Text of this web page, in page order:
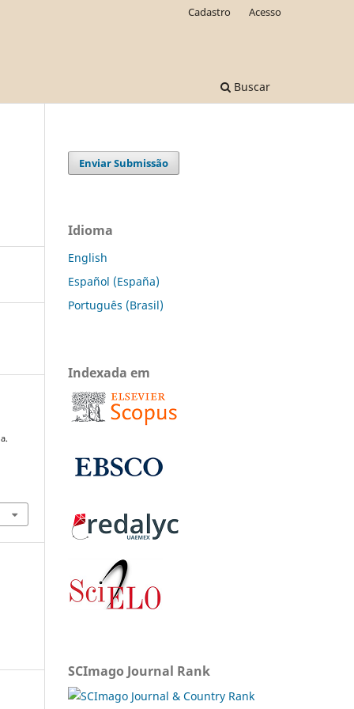
Buscar
Cadastro Acesso
Enviar Submissão
Idioma
English
Español (España)
Português (Brasil)
Indexada em
SCImago Journal Rank